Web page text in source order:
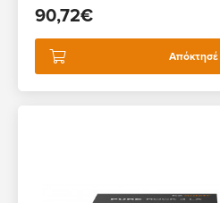
90,72€
Απόκτησέ